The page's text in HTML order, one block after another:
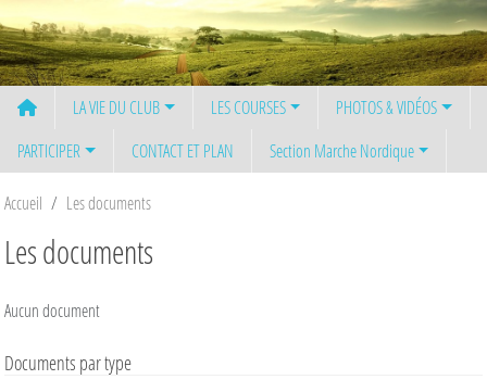
LA VIE DU CLUB LES COURSES
PHOTOS & VIDÉOS
PARTICIPER
CONTACT ET PLAN Section Marche Nordique
Accueil Les documents
Les documents
Aucun document
Documents par type
Panneau de gestion des cookies